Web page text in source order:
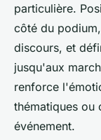
particulière.
côté du
discours, et
jusqu'aux
renforce
thématiques ou
événement.